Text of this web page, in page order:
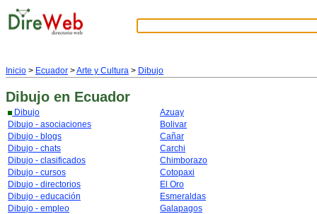
Inicio > Ecuador >Arte y Cultura > Dibujo
Dibujo en Ecuador
Dibujo
Dibujo - asociaciones
Dibujo - blogs
Dibujo - chats
Dibujo - clasificados
Dibujo - cursos
Dibujo - directorios
Dibujo - educación
Dibujo - empleo
Azuay
Bolivar
Cañar
Carchi
Chimborazo
Cotopaxi
El Oro
Esmeraldas
Galapagos